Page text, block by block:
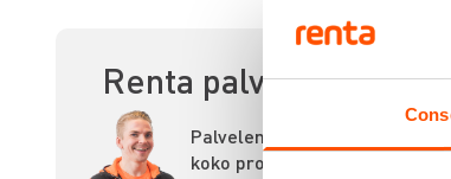
Renta palvelee
Palvelemme
koko prosessin